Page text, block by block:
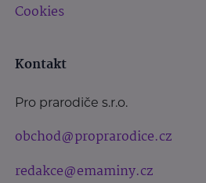
Cookies
Kontakt
Pro prarodiče s.r.o.
obchod@proprarodice.cz
redakce@emaminy.cz